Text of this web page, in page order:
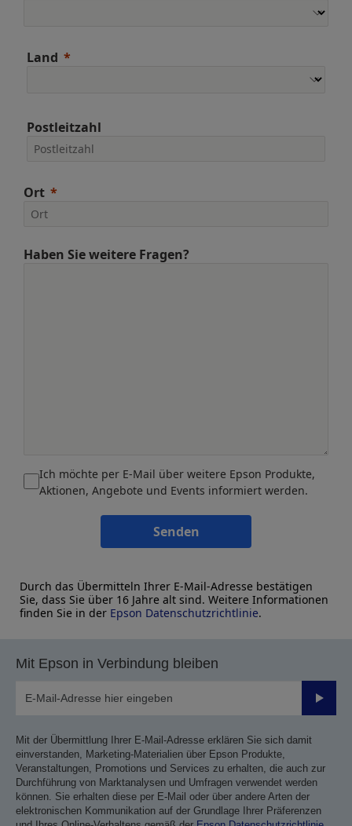
Land
Postleitzahl
Ort
Haben Sie weitere Fragen?
Ich möchte per E-Mail über weitere Epson Produkte,
Aktionen, Angebote und Events informiert werden.
Senden
Durch das Übermitteln Ihrer E-Mail-Adresse bestätigen
Sie, dass Sie über 16 Jahre alt sind. Weitere Informationen
finden Sie in der Epson Datenschutzrichtlinie.
Mit Epson in Verbindung bleiben
Mit der Übermittlung Ihrer E-Mail-Adresse erklären Sie sich damit
einverstanden, Marketing-Materialien über Epson Produkte,
Veranstaltungen, Promotions und Services zu erhalten, die auch zur
Durchführung von Marktanalysen und Umfragen verwendet werden
können. Sie erhalten diese per E-Mail oder über andere Arten der
elektronischen Kommunikation auf der Grundlage Ihrer Präferenzen